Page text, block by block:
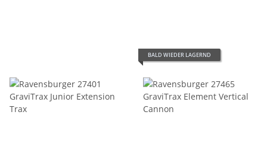
BALD WIEDER LAGERND